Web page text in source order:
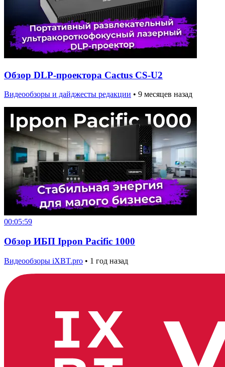
Обзор DLP-проектора Cactus CS-U2
Видеообзоры и дайджесты редакции • 9 месяцев назад
00:05:59
Обзор ИБП Ippon Pacific 1000
Видеообзоры iXBT.pro • 1 год назад